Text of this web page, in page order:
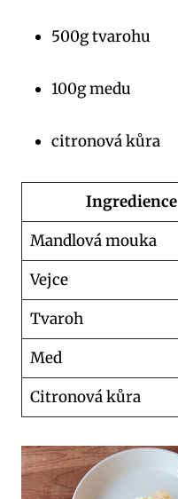
500g tvarohu
100g medu
citronová kůra
Ingredience
Mandlová mouka
Vejce
Tvaroh
Med
Citronová kůra